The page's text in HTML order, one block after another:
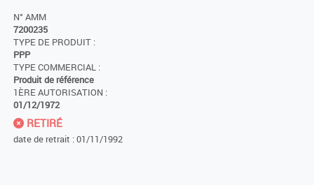
N° AMM
7200235
TYPE DE PRODUIT :
PPP
TYPE COMMERCIAL :
Produit de référence
1ÈRE AUTORISATION :
01/12/1972
RETIRÉ
date de retrait : 01/11/1992